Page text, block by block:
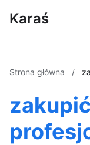
Karaś
Strona główna /